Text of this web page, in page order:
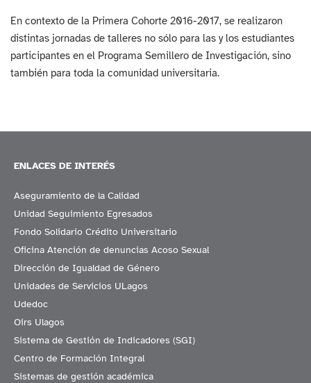
En contexto de la Primera Cohorte 2016-2017, se realizaron
distintas jornadas de talleres no sólo para las y los estudiantes
participantes en el Programa Semillero de Investigación, sino
también para toda la comunidad universitaria.
ENLACES DE INTERÉS
Aseguramiento de la Calidad
Unidad Seguimiento Egresados
Fondo Solidario Crédito Universitario
Oficina Atención de denuncias Acoso Sexual
Dirección de Igualdad de Género
Unidades de Servicios ULagos
Udedoc
Oirs Ulagos
Sistema de Gestión de Indicadores (SGI)
Centro de Formación Integral
Sistemas de gestión académica